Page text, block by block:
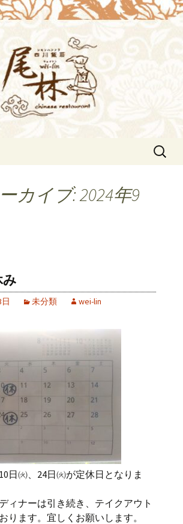
料理[尾林～Wei-
イリン）]からのお知
理[尾林～Wei-lin（ウェイ
グ。デートや接待にも。
味わえます。
検
カイブ: 2024年9
未分類 wei-lin
日㈫、24日㈫が定休日となりま
ィナーは引き続き、テイクアウト
ります。宜しくお願いします。